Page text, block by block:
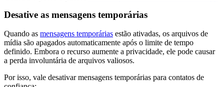
Desative as mensagens temporárias
Quando as mensagens temporárias estão ativadas, os arquivos de
mídia são apagados automaticamente após o limite de tempo
definido. Embora o recurso aumente a privacidade, ele pode causar
a perda involuntária de arquivos valiosos.
Por isso, vale desativar mensagens temporárias para contatos de